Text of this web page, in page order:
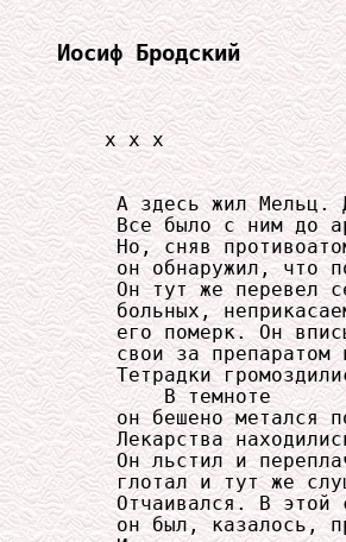
Иосиф Бродский
    x x x
А здесь жил Мельц.
Все было с ним до
Но, сняв
он обнаружил, что
Он тут же перевел
больных,
его померк. Он
свои за препаратом
Тетрадки
         В темноте
он бешено метался
Лекарства
Он льстил и
глотал и тут же
Отчаивался. В этой
он был, казалось,